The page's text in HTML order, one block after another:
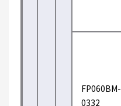
FP060BM-
0332